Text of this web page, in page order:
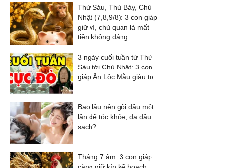
Thứ Sáu, Thứ Bảy, Chủ
Nhật (7,8,9/8): 3 con giáp
giữ ví, chủ quan là mất
tiền không đáng
3 ngày cuối tuần từ Thứ
Sáu tới Chủ Nhật: 3 con
giáp Ăn Lộc Mẫu giàu to
Bao lâu nên gội đầu một
lần để tóc khỏe, da đầu
sạch?
Tháng 7 âm: 3 con giáp